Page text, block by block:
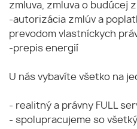
zmluva, zmluva o budúcej
-autorizácia zmlúv a
prevodom vlastníckych
-prepis energií
U nás vybavíte všetko na
- realitný a právny FULL
- spolupracujeme so